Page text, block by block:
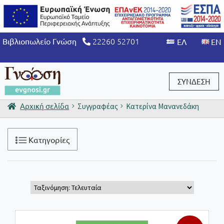
Βιβλιοπωλείο Γνώση 22260 52701
ΣΥΝΔΕΣΗ
Είσοδος / Εγγραφή
Αρχική σελίδα Συγγραφέας Κατερίνα Μανανεδάκη
Κατηγορίες